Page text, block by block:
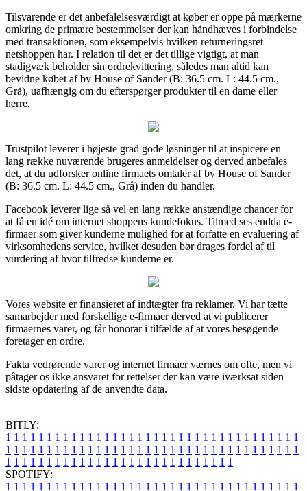
Tilsvarende er det anbefalelsesværdigt at køber er oppe på mærkerne
omkring de primære bestemmelser der kan håndhæves i forbindelse
med transaktionen, som eksempelvis hvilken returneringsret
netshoppen har. I relation til det er det tillige vigtigt, at man
stadigvæk beholder sin ordrekvittering, således man altid kan
bevidne købet af by House of Sander (B: 36.5 cm. L: 44.5 cm.,
Grå), uafhængig om du efterspørger produkter til en dame eller
herre.
Trustpilot leverer i højeste grad gode løsninger til at inspicere en
lang række nuværende brugeres anmeldelser og derved anbefales
det, at du udforsker online firmaets omtaler af by House of Sander
(B: 36.5 cm. L: 44.5 cm., Grå) inden du handler.
Facebook leverer lige så vel en lang række anstændige chancer for
at få en idé om internet shoppens kundefokus. Tilmed ses endda e-
firmaer som giver kunderne mulighed for at forfatte en evaluering af
virksomhedens service, hvilket desuden bør drages fordel af til
vurdering af hvor tilfredse kunderne er.
Vores website er finansieret af indtægter fra reklamer. Vi har tætte
samarbejder med forskellige e-firmaer derved at vi publicerer
firmaernes varer, og får honorar i tilfælde af at vores besøgende
foretager en ordre.
Fakta vedrørende varer og internet firmaer værnes om ofte, men vi
påtager os ikke ansvaret for rettelser der kan være iværksat siden
sidste opdatering af de anvendte data.
BITLY:
1 1 1 1 1 1 1 1 1 1 1 1 1 1 1 1 1 1 1 1 1 1 1 1 1 1 1 1 1 1 1 1 1 1 1 1
1 1 1 1 1 1 1 1 1 1 1 1 1 1 1 1 1 1 1 1 1 1 1 1 1 1 1 1 1 1 1 1 1 1 1 1
1 1 1 1 1 1 1 1 1 1 1 1 1 1 1 1 1 1 1 1 1 1 1 1 1 1 1 1
SPOTIFY:
1 1 1 1 1 1 1 1 1 1 1 1 1 1 1 1 1 1 1 1 1 1 1 1 1 1 1 1 1 1 1 1 1 1 1 1